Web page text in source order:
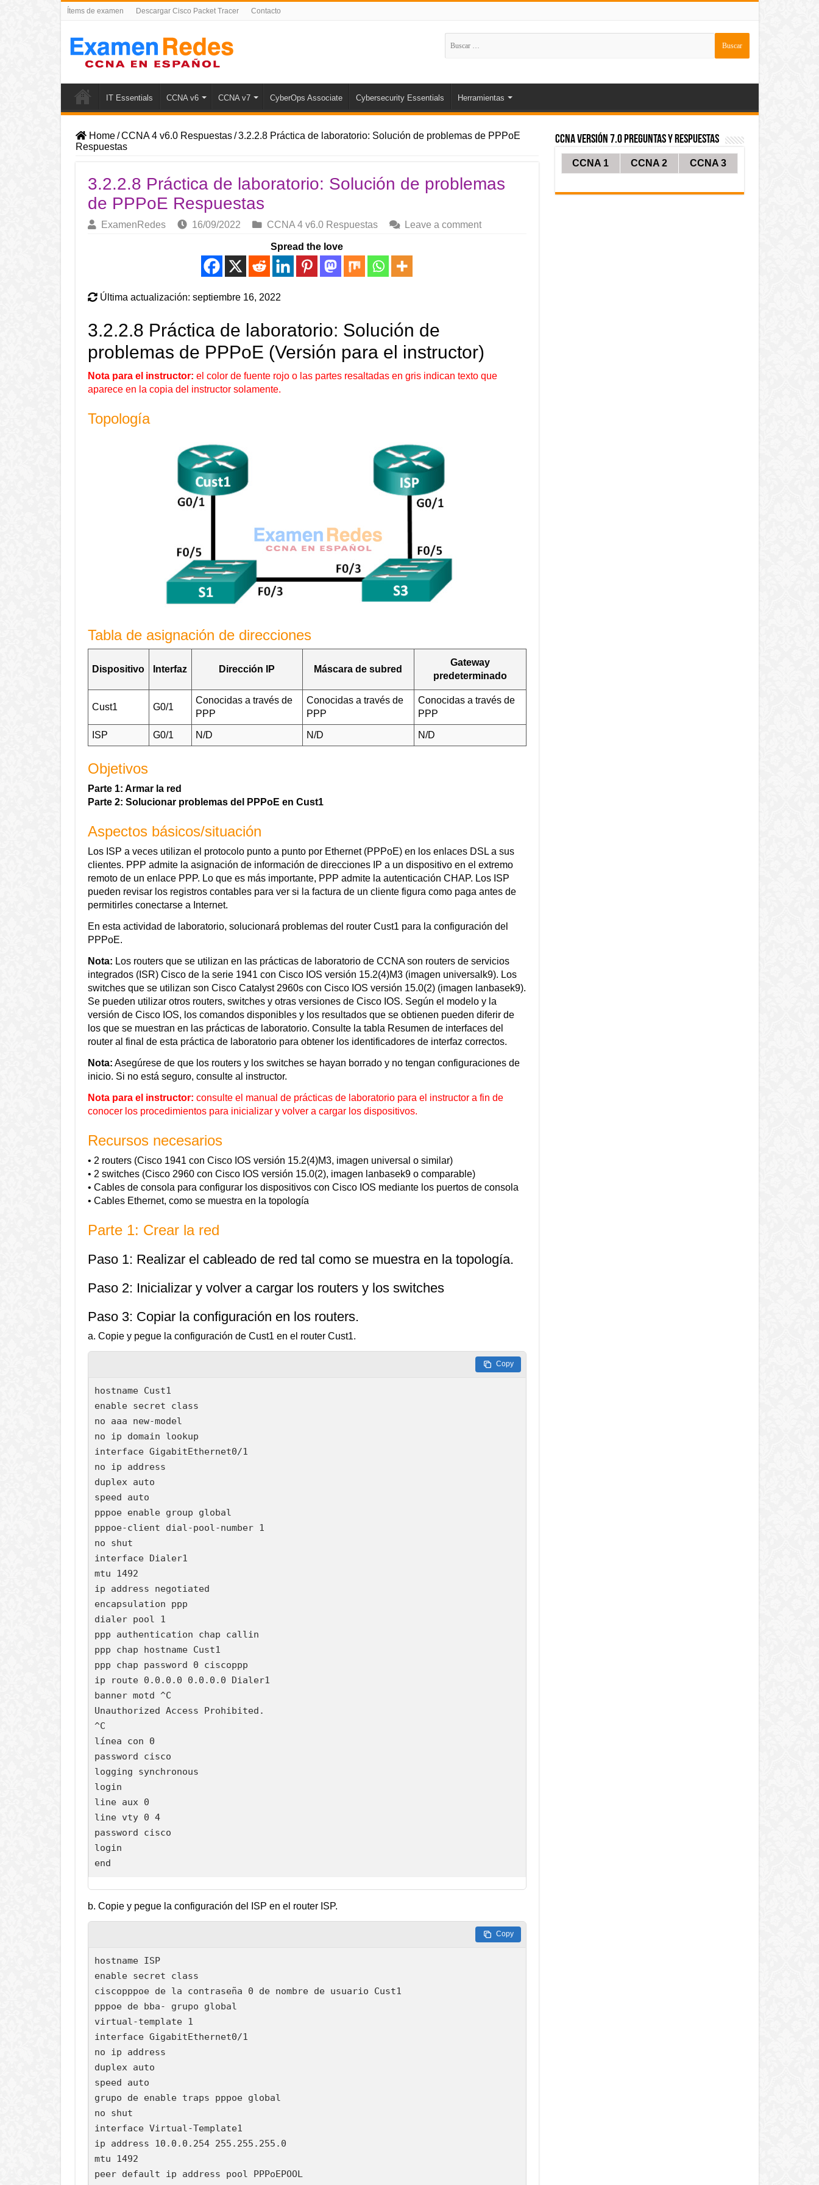
Ítems de examen Descargar Cisco Packet Tracer Contacto
Buscar:
IT Essentials CCNA v6 CCNA v7 CyberOps Associate Cybersecurity Essentials Herramientas
Home / CCNA 4 v6.0 Respuestas / 3.2.2.8 Práctica de laboratorio: Solución de problemas de PPPoE
Respuestas
3.2.2.8 Práctica de laboratorio: Solución de problemas
de PPPoE Respuestas
ExamenRedes 16/09/2022 CCNA 4 v6.0 Respuestas Leave a comment
Spread the love
Última actualización: septiembre 16, 2022
3.2.2.8 Práctica de laboratorio: Solución de
problemas de PPPoE (Versión para el instructor)
Nota para el instructor: el color de fuente rojo o las partes resaltadas en gris indican texto que
aparece en la copia del instructor solamente.
Topología
Tabla de asignación de direcciones
Dispositivo Interfaz Dirección IP Máscara de subred
Gateway
predeterminado
Cust1 G0/1
Conocidas a través de
PPP
Conocidas a través de
PPP
Conocidas a través de
PPP
ISP G0/1 N/D N/D N/D
Objetivos
Parte 1: Armar la red
Parte 2: Solucionar problemas del PPPoE en Cust1
Aspectos básicos/situación
Los ISP a veces utilizan el protocolo punto a punto por Ethernet (PPPoE) en los enlaces DSL a sus
clientes. PPP admite la asignación de información de direcciones IP a un dispositivo en el extremo
remoto de un enlace PPP. Lo que es más importante, PPP admite la autenticación CHAP. Los ISP
pueden revisar los registros contables para ver si la factura de un cliente figura como paga antes de
permitirles conectarse a Internet.
En esta actividad de laboratorio, solucionará problemas del router Cust1 para la configuración del
PPPoE.
Nota: Los routers que se utilizan en las prácticas de laboratorio de CCNA son routers de servicios
integrados (ISR) Cisco de la serie 1941 con Cisco IOS versión 15.2(4)M3 (imagen universalk9). Los
switches que se utilizan son Cisco Catalyst 2960s con Cisco IOS versión 15.0(2) (imagen lanbasek9).
Se pueden utilizar otros routers, switches y otras versiones de Cisco IOS. Según el modelo y la
versión de Cisco IOS, los comandos disponibles y los resultados que se obtienen pueden diferir de
los que se muestran en las prácticas de laboratorio. Consulte la tabla Resumen de interfaces del
router al final de esta práctica de laboratorio para obtener los identificadores de interfaz correctos.
Nota: Asegúrese de que los routers y los switches se hayan borrado y no tengan configuraciones de
inicio. Si no está seguro, consulte al instructor.
Nota para el instructor: consulte el manual de prácticas de laboratorio para el instructor a fin de
conocer los procedimientos para inicializar y volver a cargar los dispositivos.
Recursos necesarios
• 2 routers (Cisco 1941 con Cisco IOS versión 15.2(4)M3, imagen universal o similar)
• 2 switches (Cisco 2960 con Cisco IOS versión 15.0(2), imagen lanbasek9 o comparable)
• Cables de consola para configurar los dispositivos con Cisco IOS mediante los puertos de consola
• Cables Ethernet, como se muestra en la topología
Parte 1: Crear la red
Paso 1: Realizar el cableado de red tal como se muestra en la topología.
Paso 2: Inicializar y volver a cargar los routers y los switches
Paso 3: Copiar la configuración en los routers.
a. Copie y pegue la configuración de Cust1 en el router Cust1.
Copy
hostname Cust1
enable secret class
no aaa new-model
no ip domain lookup
interface GigabitEthernet0/1
no ip address
duplex auto
speed auto
pppoe enable group global
pppoe-client dial-pool-number 1
no shut
interface Dialer1
mtu 1492
ip address negotiated
encapsulation ppp
dialer pool 1
ppp authentication chap callin
ppp chap hostname Cust1
ppp chap password 0 ciscoppp
ip route 0.0.0.0 0.0.0.0 Dialer1
banner motd ^C
Unauthorized Access Prohibited.
^C
línea con 0
password cisco
logging synchronous
login
line aux 0
line vty 0 4
password cisco
login
end
b. Copie y pegue la configuración del ISP en el router ISP.
Copy
hostname ISP
enable secret class
ciscopppoe de la contraseña 0 de nombre de usuario Cust1
pppoe de bba- grupo global
virtual-template 1
interface GigabitEthernet0/1
no ip address
duplex auto
speed auto
grupo de enable traps pppoe global
no shut
interface Virtual-Template1
ip address 10.0.0.254 255.255.255.0
mtu 1492
peer default ip address pool PPPoEPOOL
CCNA Versión 7.0 Preguntas y Respuestas
CCNA 1 CCNA 2 CCNA 3